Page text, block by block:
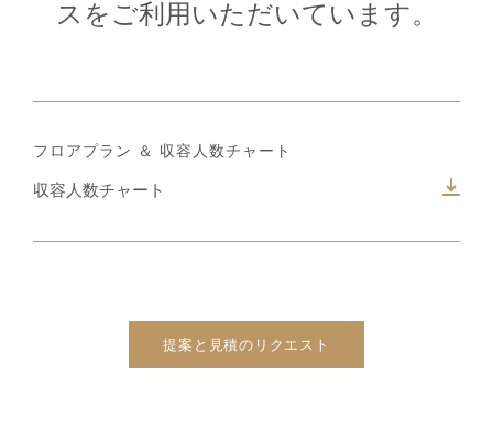
スをご利用いただいています。
フロアプラン ＆ 収容人数チャート
収容人数チャート
提案と見積のリクエスト